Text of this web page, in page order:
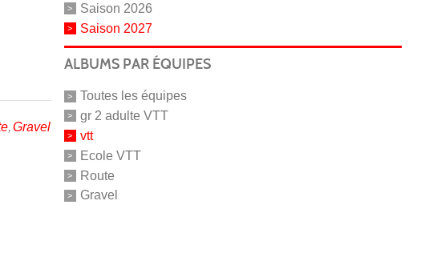
Gravel
Saison 2026
Saison 2027
ALBUMS PAR ÉQUIPES
Toutes les équipes
gr 2 adulte VTT
vtt
Ecole VTT
Route
Gravel